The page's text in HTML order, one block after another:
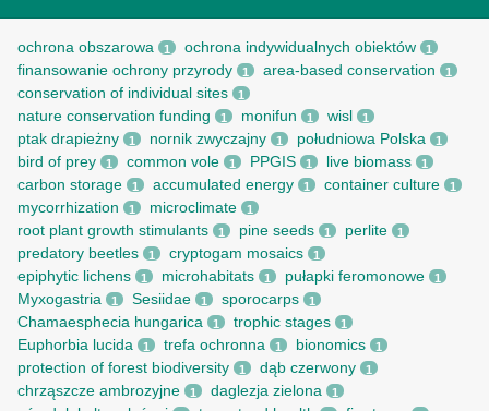
ochrona obszarowa 1 ochrona indywidualnych obiektów 1
finansowanie ochrony przyrody 1 area-based conservation 1
conservation of individual sites 1
nature conservation funding 1 monifun 1 wisl 1
ptak drapieżny 1 nornik zwyczajny 1 południowa Polska 1
bird of prey 1 common vole 1 PPGIS 1 live biomass 1
carbon storage 1 accumulated energy 1 container culture 1
mycorrhization 1 microclimate 1
root рlant growth stimulants 1 pine seeds 1 perlite 1
predatory beetles 1 cryptogam mosaics 1
epiphytic lichens 1 microhabitats 1 pułapki feromonowe 1
Myxogastria 1 Sesiidae 1 sporocarps 1
Chamaesphecia hungarica 1 trophic stages 1
Euphorbia lucida 1 trefa ochronna 1 bionomics 1
protection of forest biodiversity 1 dąb czerwony 1
chrząszcze ambrozyjne 1 daglezja zielona 1